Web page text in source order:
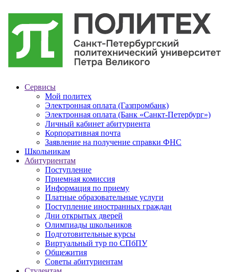
Сервисы
Мой политех
Электронная оплата (Газпромбанк)
Электронная оплата (Банк «Санкт-Петербург»)
Личный кабинет абитуриента
Корпоративная почта
Заявление на получение справки ФНС
Школьникам
Абитуриентам
Поступление
Приемная комиссия
Информация по приему
Платные образовательные услуги
Поступление иностранных граждан
Дни открытых дверей
Олимпиады школьников
Подготовительные курсы
Виртуальный тур по СПбПУ
Общежития
Советы абитуриентам